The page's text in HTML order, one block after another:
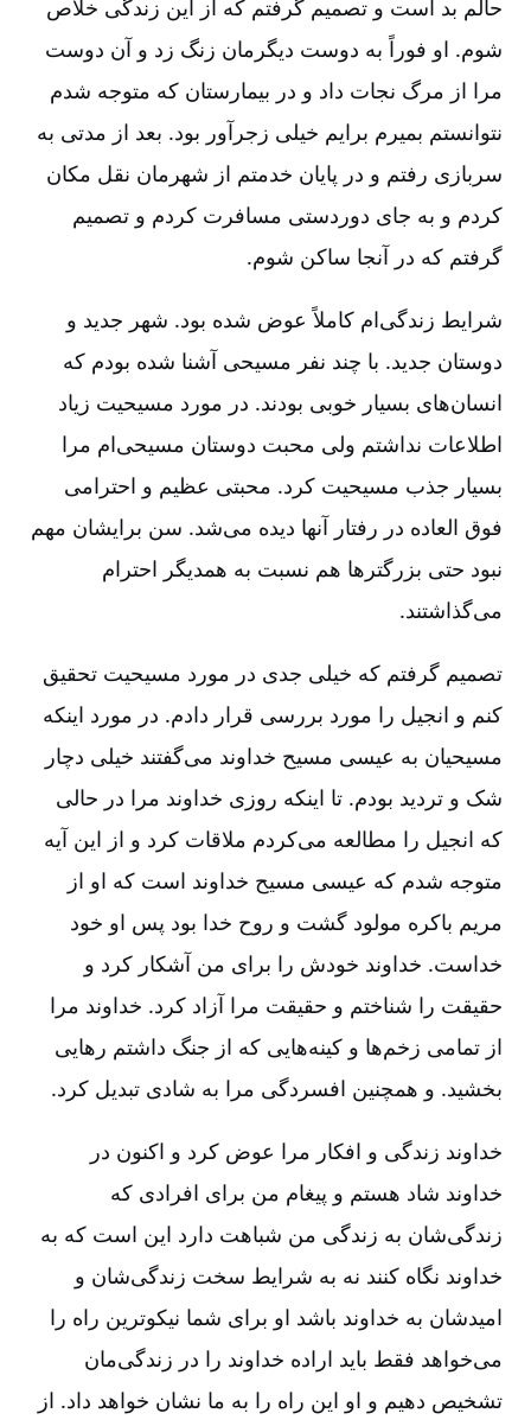
حالم بد است و تصمیم گرفتم که از این زندگی خلاص
شوم. او فوراً به دوست دیگرمان زنگ زد و آن دوست
مرا از مرگ نجات داد و در بیمارستان که متوجه شدم
نتوانستم بمیرم برایم خیلی زجرآور بود. بعد از مدتی به
سربازی رفتم و در پایان خدمتم از شهرمان نقل مکان
کردم و به جای دوردستی مسافرت کردم و تصمیم
گرفتم که در آنجا ساکن شوم.
شرایط زندگی‌ام کاملاً عوض شده بود. شهر جدید و
دوستان جدید. با چند نفر مسیحی آشنا شده بودم که
انسان‌های بسیار خوبی بودند. در مورد مسیحیت زیاد
اطلاعات نداشتم ولی محبت دوستان مسیحی‌ام مرا
بسیار جذب مسیحیت کرد. محبتی عظیم و احترامی
فوق العاده در رفتار آنها دیده می‌شد. سن برایشان مهم
نبود حتی بزرگترها هم نسبت به همدیگر احترام
می‌گذاشتند.
تصمیم گرفتم که خیلی جدی در مورد مسیحیت تحقیق
کنم و انجیل را مورد بررسی قرار دادم. در مورد اینکه
مسیحیان به عیسی مسیح خداوند می‌گفتند خیلی دچار
شک و تردید بودم. تا اینکه روزی خداوند مرا در حالی
که انجیل را مطالعه می‌کردم ملاقات کرد و از این آیه
متوجه شدم که عیسی مسیح خداوند است که او از
مریم باکره مولود گشت و روح خدا بود پس او خود
خداست. خداوند خودش را برای من آشکار کرد و
حقیقت را شناختم و حقیقت مرا آزاد کرد. خداوند مرا
از تمامی زخم‌ها و کینه‌هایی که از جنگ داشتم رهایی
بخشید. و همچنین افسردگی مرا به شادی تبدیل کرد.
خداوند زندگی و افکار مرا عوض کرد و اکنون در
خداوند شاد هستم و پیغام من برای افرادی که
زندگی‌شان به زندگی من شباهت دارد این است که به
خداوند نگاه کنند نه به شرایط سخت زندگی‌شان و
امیدشان به خداوند باشد او برای شما نیکوترین‌ راه را
می‌خواهد فقط باید اراده خداوند را در زندگی‌مان
تشخیص دهیم و او این راه را به ما نشان خواهد داد. از